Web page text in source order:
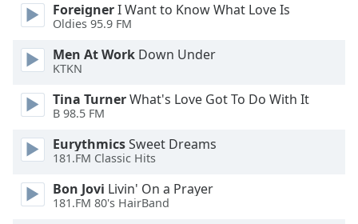
Text
Color
Opacity
Text
Background
Color
Opacity
ForeignerI Want to Know What Love Is
Oldies 95.9 FM
Men At Work Down Under
KTKN
Tina TurnerWhat's Love Got To Do With It
B 98.5 FM
EurythmicsSweet Dreams
181.FM Classic Hits
Bon Jovi Livin' On a Prayer
181.FM 80's HairBand